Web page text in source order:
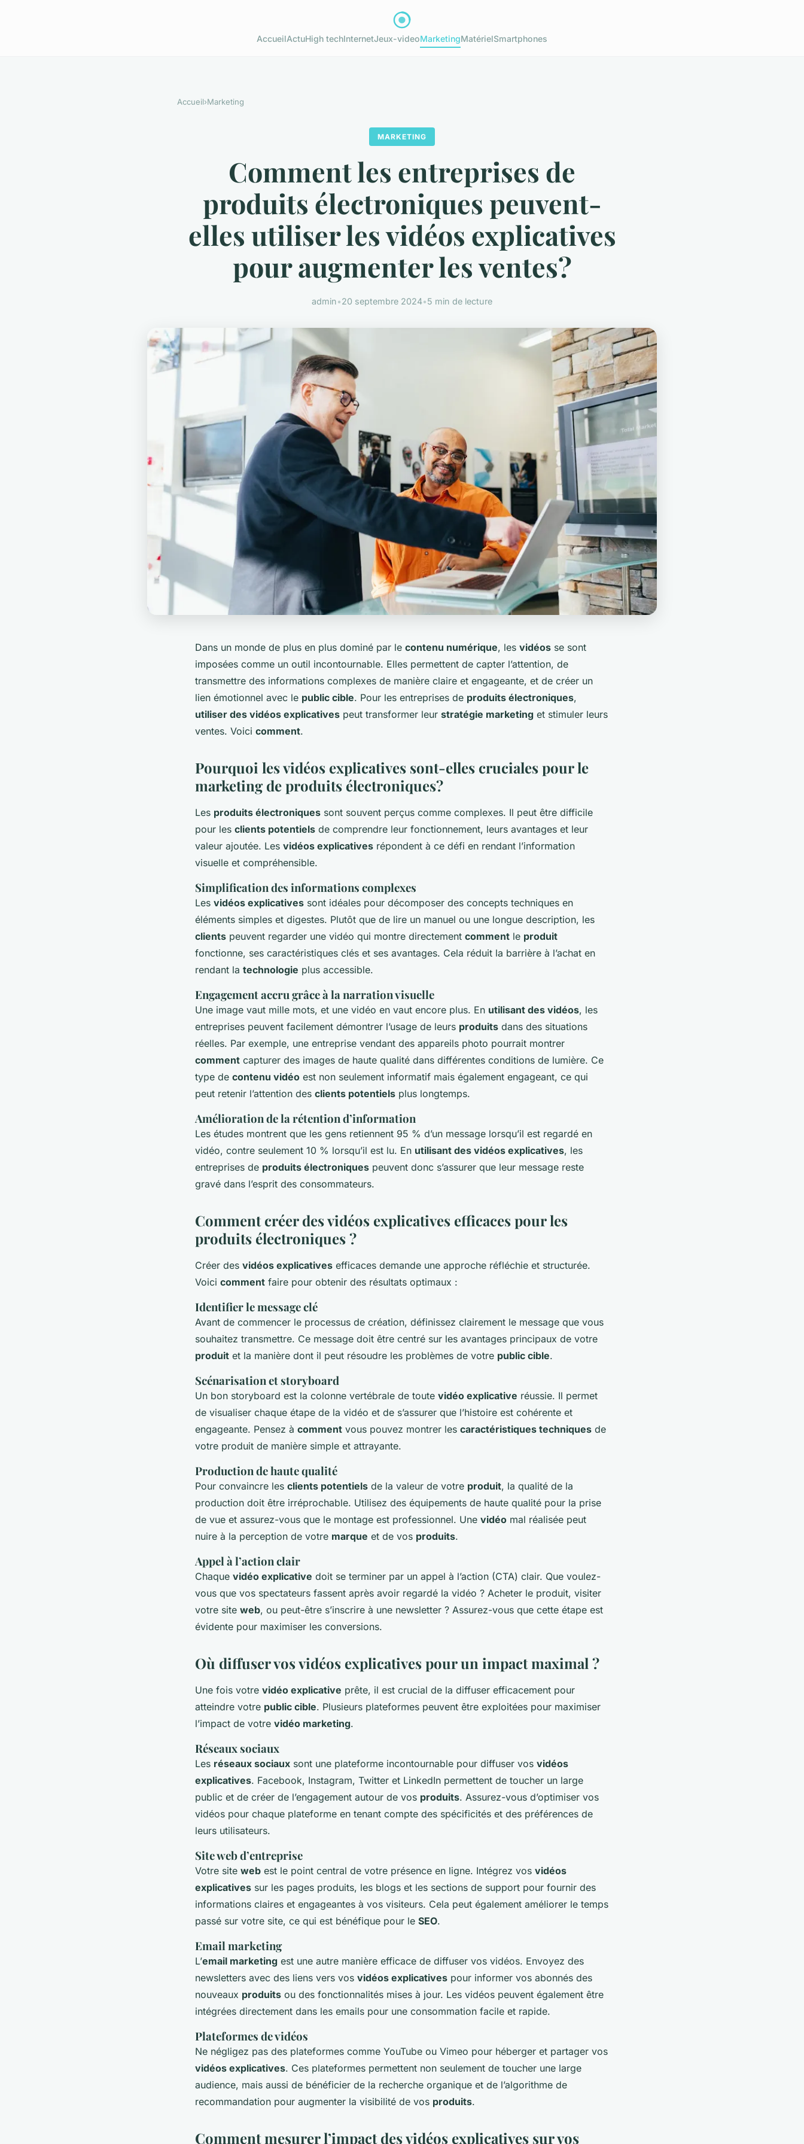
AccueilActuHigh techInternetJeux-videoMarketingMatérielSmartphones
Accueil›Marketing
MARKETING
Comment les entreprises de
produits électroniques peuvent-
elles utiliser les vidéos explicatives
pour augmenter les ventes?
admin•20 septembre 2024•5 min de lecture
Dans un monde de plus en plus dominé par le contenu numérique, les vidéos se sont
imposées comme un outil incontournable. Elles permettent de capter l’attention, de
transmettre des informations complexes de manière claire et engageante, et de créer un
lien émotionnel avec le public cible. Pour les entreprises de produits électroniques,
utiliser des vidéos explicatives peut transformer leur stratégie marketing et stimuler leurs
ventes. Voici comment.
Pourquoi les vidéos explicatives sont-elles cruciales pour le
marketing de produits électroniques?
Les produits électroniques sont souvent perçus comme complexes. Il peut être difficile
pour les clients potentiels de comprendre leur fonctionnement, leurs avantages et leur
valeur ajoutée. Les vidéos explicatives répondent à ce défi en rendant l’information
visuelle et compréhensible.
Simplification des informations complexes
Les vidéos explicatives sont idéales pour décomposer des concepts techniques en
éléments simples et digestes. Plutôt que de lire un manuel ou une longue description, les
clients peuvent regarder une vidéo qui montre directement comment le produit
fonctionne, ses caractéristiques clés et ses avantages. Cela réduit la barrière à l’achat en
rendant la technologie plus accessible.
Engagement accru grâce à la narration visuelle
Une image vaut mille mots, et une vidéo en vaut encore plus. En utilisant des vidéos, les
entreprises peuvent facilement démontrer l’usage de leurs produits dans des situations
réelles. Par exemple, une entreprise vendant des appareils photo pourrait montrer
comment capturer des images de haute qualité dans différentes conditions de lumière. Ce
type de contenu vidéo est non seulement informatif mais également engageant, ce qui
peut retenir l’attention des clients potentiels plus longtemps.
Amélioration de la rétention d’information
Les études montrent que les gens retiennent 95 % d’un message lorsqu’il est regardé en
vidéo, contre seulement 10 % lorsqu’il est lu. En utilisant des vidéos explicatives, les
entreprises de produits électroniques peuvent donc s’assurer que leur message reste
gravé dans l’esprit des consommateurs.
Comment créer des vidéos explicatives efficaces pour les
produits électroniques ?
Créer des vidéos explicatives efficaces demande une approche réfléchie et structurée.
Voici comment faire pour obtenir des résultats optimaux :
Identifier le message clé
Avant de commencer le processus de création, définissez clairement le message que vous
souhaitez transmettre. Ce message doit être centré sur les avantages principaux de votre
produit et la manière dont il peut résoudre les problèmes de votre public cible.
Scénarisation et storyboard
Un bon storyboard est la colonne vertébrale de toute vidéo explicative réussie. Il permet
de visualiser chaque étape de la vidéo et de s’assurer que l’histoire est cohérente et
engageante. Pensez à comment vous pouvez montrer les caractéristiques techniques de
votre produit de manière simple et attrayante.
Production de haute qualité
Pour convaincre les clients potentiels de la valeur de votre produit, la qualité de la
production doit être irréprochable. Utilisez des équipements de haute qualité pour la prise
de vue et assurez-vous que le montage est professionnel. Une vidéo mal réalisée peut
nuire à la perception de votre marque et de vos produits.
Appel à l’action clair
Chaque vidéo explicative doit se terminer par un appel à l’action (CTA) clair. Que voulez-
vous que vos spectateurs fassent après avoir regardé la vidéo ? Acheter le produit, visiter
votre site web, ou peut-être s’inscrire à une newsletter ? Assurez-vous que cette étape est
évidente pour maximiser les conversions.
Où diffuser vos vidéos explicatives pour un impact maximal ?
Une fois votre vidéo explicative prête, il est crucial de la diffuser efficacement pour
atteindre votre public cible. Plusieurs plateformes peuvent être exploitées pour maximiser
l’impact de votre vidéo marketing.
Réseaux sociaux
Les réseaux sociaux sont une plateforme incontournable pour diffuser vos vidéos
explicatives. Facebook, Instagram, Twitter et LinkedIn permettent de toucher un large
public et de créer de l’engagement autour de vos produits. Assurez-vous d’optimiser vos
vidéos pour chaque plateforme en tenant compte des spécificités et des préférences de
leurs utilisateurs.
Site web d’entreprise
Votre site web est le point central de votre présence en ligne. Intégrez vos vidéos
explicatives sur les pages produits, les blogs et les sections de support pour fournir des
informations claires et engageantes à vos visiteurs. Cela peut également améliorer le temps
passé sur votre site, ce qui est bénéfique pour le SEO.
Email marketing
L’email marketing est une autre manière efficace de diffuser vos vidéos. Envoyez des
newsletters avec des liens vers vos vidéos explicatives pour informer vos abonnés des
nouveaux produits ou des fonctionnalités mises à jour. Les vidéos peuvent également être
intégrées directement dans les emails pour une consommation facile et rapide.
Plateformes de vidéos
Ne négligez pas des plateformes comme YouTube ou Vimeo pour héberger et partager vos
vidéos explicatives. Ces plateformes permettent non seulement de toucher une large
audience, mais aussi de bénéficier de la recherche organique et de l’algorithme de
recommandation pour augmenter la visibilité de vos produits.
Comment mesurer l’impact des vidéos explicatives sur vos